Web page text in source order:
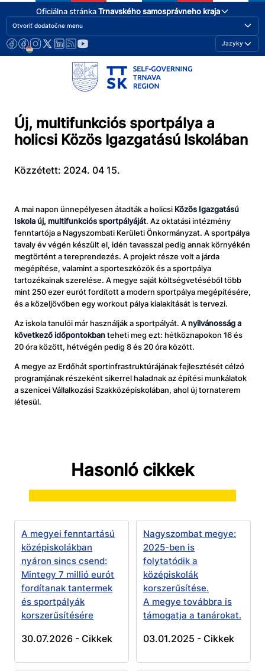
Oficiálna stránkaTrnavského samosprávneho kraja
Otvoriť dodatočne menu
Jazyky
Új, multifunkciós sportpálya a
holicsi Közös Igazgatású Iskolában
Közzétett: 2024. 04 15.
A mai napon ünnepélyesen átadták a holicsi Közös Igazgatású
Iskola új, multifunkciós sportpályáját. Az oktatási intézmény
fenntartója a Nagyszombati Kerületi Önkormányzat. A sportpálya
tavaly év végén készült el, idén tavasszal pedig annak környékén
megtörtént a tereprendezés. A projekt része volt a járda
megépítése, valamint a sporteszközök és a sportpálya
tartozékainak szerelése. A megye saját költségvetéséből több
mint 250 ezer eurót fordított a modern sportpálya megépítésére,
és a közeljövőben egy workout pálya kialakítását is tervezi.
Az iskola tanulói már használják a sportpályát. A nyilvánosság a
következő időpontokbanteheti meg ezt: hétköznapokon 16 és
20 óra között, hétvégén pedig 8 és 20 óra között.
A megye az Erdőhát sportinfrastruktúrájának fejlesztését célzó
programjának részeként sikerrel haladnak az építési munkálatok
a szenicei Vállalkozási Szakközépiskolában, ahol új tornaterem
létesül.
Hasonló cikkek
A megyei fenntartású
középiskolákban
nyáron sincs csend:
Mintegy 7 millió eurót
fordítanak tantermek
és sportpályák
korszerűsítésére
30.07.2026 - Cikkek
Nagyszombat megye:
2025-ben is
folytatódik a
középiskolák
korszerűsítése.
A megye továbbra is
támogatja a tanárokat.
03.01.2025 - Cikkek